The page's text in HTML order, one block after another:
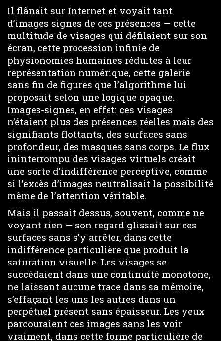
Il flânait sur Internet et voyait tant
d’images signes de ces présences — cette
multitude de visages qui défilaient sur son
écran, cette procession infinie de
physionomies humaines réduites à leur
représentation numérique, cette galerie
sans fin de figures que l’algorithme lui
proposait selon une logique opaque.
Images-signes, en effet: ces visages
n’étaient plus des présences réelles mais des
signifiants flottants, des surfaces sans
profondeur, des masques sans corps. Le flux
ininterrompu des visages virtuels créait
une sorte d’indifférence perceptive, comme
si l’excès d’images neutralisait la possibilité
même de l’attention véritable.
Mais il passait dessus, souvent, comme ne
voyant rien — son regard glissait sur ces
surfaces sans s’y arrêter, dans cette
indifférence particulière que produit la
saturation visuelle. Les visages se
succédaient dans une continuité monotone,
ne laissant aucune trace dans sa mémoire,
s’effaçant les uns les autres dans un
perpétuel présent sans épaisseur. Les yeux
parcouraient ces images sans les voir
vraiment, dans cette forme particulière de